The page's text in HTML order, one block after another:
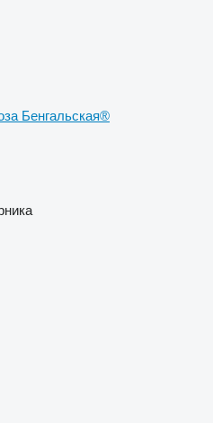
Бенгальская®